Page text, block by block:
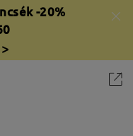
-20%